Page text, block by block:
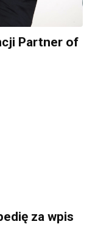
Partner of
za wpis